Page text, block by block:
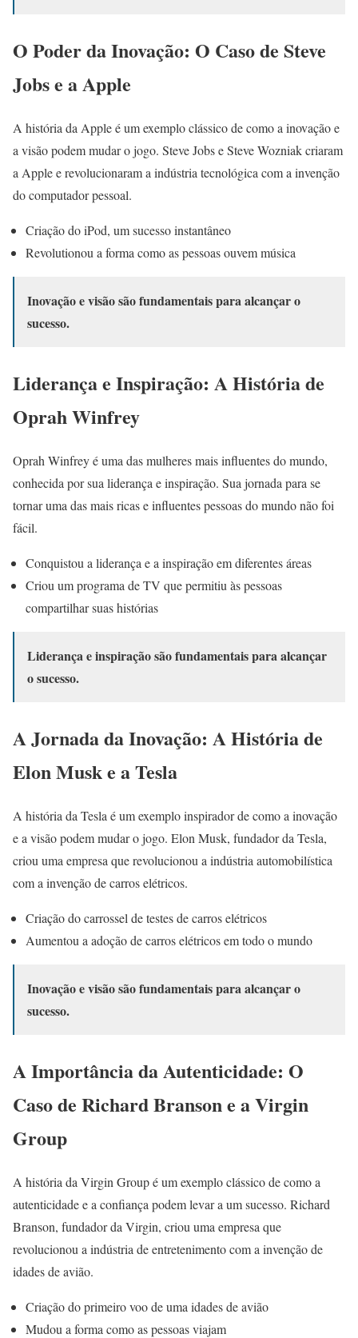
O Poder da Inovação: O Caso de Steve
Jobs e a Apple
A história da Apple é um exemplo clássico de como a inovação e
a visão podem mudar o jogo. Steve Jobs e Steve Wozniak criaram
a Apple e revolucionaram a indústria tecnológica com a invenção
do computador pessoal.
Criação do iPod, um sucesso instantâneo
Revolutionou a forma como as pessoas ouvem música
Inovação e visão são fundamentais para alcançar o
sucesso.
Liderança e Inspiração: A História de
Oprah Winfrey
Oprah Winfrey é uma das mulheres mais influentes do mundo,
conhecida por sua liderança e inspiração. Sua jornada para se
tornar uma das mais ricas e influentes pessoas do mundo não foi
fácil.
Conquistou a liderança e a inspiração em diferentes áreas
Criou um programa de TV que permitiu às pessoas
compartilhar suas histórias
Liderança e inspiração são fundamentais para alcançar
o sucesso.
A Jornada da Inovação: A História de
Elon Musk e a Tesla
A história da Tesla é um exemplo inspirador de como a inovação
e a visão podem mudar o jogo. Elon Musk, fundador da Tesla,
criou uma empresa que revolucionou a indústria automobilística
com a invenção de carros elétricos.
Criação do carrossel de testes de carros elétricos
Aumentou a adoção de carros elétricos em todo o mundo
Inovação e visão são fundamentais para alcançar o
sucesso.
A Importância da Autenticidade: O
Caso de Richard Branson e a Virgin
Group
A história da Virgin Group é um exemplo clássico de como a
autenticidade e a confiança podem levar a um sucesso. Richard
Branson, fundador da Virgin, criou uma empresa que
revolucionou a indústria de entretenimento com a invenção de
idades de avião.
Criação do primeiro voo de uma idades de avião
Mudou a forma como as pessoas viajam